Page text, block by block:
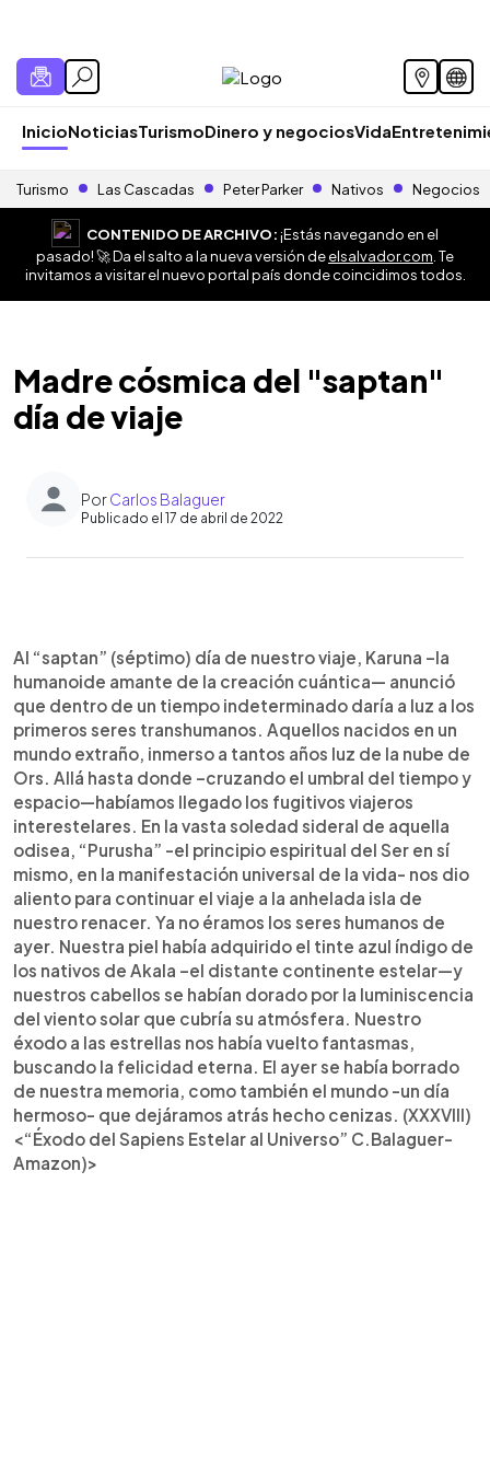
InicioNoticiasTurismoDinero y negociosVida
Turismo Las Cascadas Peter Parker Nativos Negocios
CONTENIDO DE ARCHIVO:¡Estás navegando en el
pasado! 🚀 Da el salto a la nueva versión deelsalvador.com . Te
invitamos a visitar el nuevo portal país donde coincidimos todos.
Madre cósmica del "saptan"
día de viaje
PorCarlos Balaguer
Publicado el 17 de abril de 2022
► Escuchar artículo
Al “saptan” (séptimo) día de nuestro viaje, Karuna –la
humanoide amante de la creación cuántica— anunció
que dentro de un tiempo indeterminado daría a luz a los
primeros seres transhumanos. Aquellos nacidos en un
mundo extraño, inmerso a tantos años luz de la nube de
Ors. Allá hasta donde –cruzando el umbral del tiempo y
espacio—habíamos llegado los fugitivos viajeros
interestelares. En la vasta soledad sideral de aquella
odisea, “Purusha” -el principio espiritual del Ser en sí
mismo, en la manifestación universal de la vida- nos dio
aliento para continuar el viaje a la anhelada isla de
nuestro renacer. Ya no éramos los seres humanos de
ayer. Nuestra piel había adquirido el tinte azul índigo de
los nativos de Akala –el distante continente estelar—y
nuestros cabellos se habían dorado por la luminiscencia
del viento solar que cubría su atmósfera. Nuestro
éxodo a las estrellas nos había vuelto fantasmas,
buscando la felicidad eterna. El ayer se había borrado
de nuestra memoria, como también el mundo -un día
hermoso- que dejáramos atrás hecho cenizas. (XXXVIII)
<“Éxodo del Sapiens Estelar al Universo” C.Balaguer-
Amazon)>